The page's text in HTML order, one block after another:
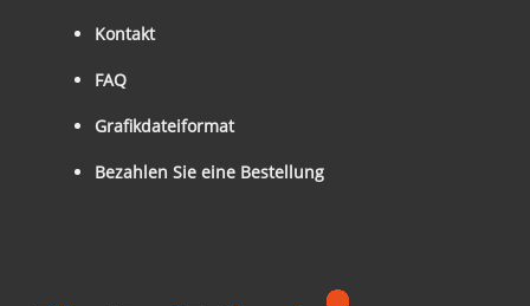
Kontakt
FAQ
Grafikdateiformat
Bezahlen Sie eine Bestellung